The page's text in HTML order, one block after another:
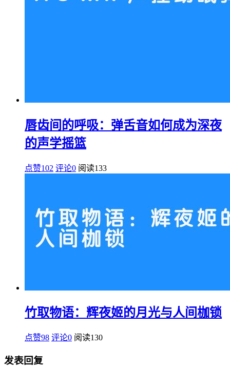
唇齿间的呼吸：弹舌音如何成为深夜
的声学摇篮
点赞102 评论0 阅读133
竹取物语：辉夜姬的月光与人间枷锁
点赞98 评论0 阅读130
发表回复